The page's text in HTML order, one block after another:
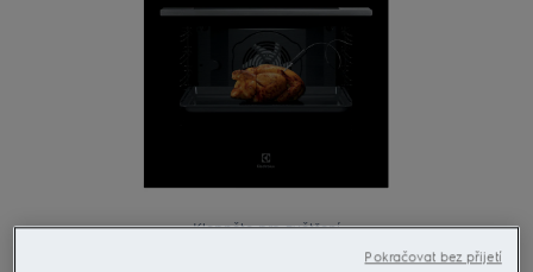
Klepněte pro zvětšení
Pokračovat bez přijetí